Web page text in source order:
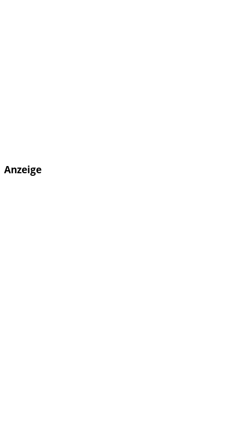
Anzeige